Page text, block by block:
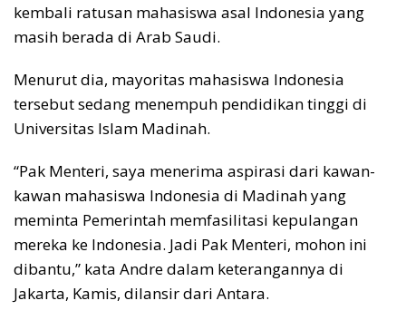
kembali ratusan mahasiswa asal Indonesia yang
masih berada di Arab Saudi.
Menurut dia, mayoritas mahasiswa Indonesia
tersebut sedang menempuh pendidikan tinggi di
Universitas Islam Madinah.
“Pak Menteri, saya menerima aspirasi dari kawan-
kawan mahasiswa Indonesia di Madinah yang
meminta Pemerintah memfasilitasi kepulangan
mereka ke Indonesia. Jadi Pak Menteri, mohon ini
dibantu,” kata Andre dalam keterangannya di
Jakarta, Kamis, dilansir dari Antara.